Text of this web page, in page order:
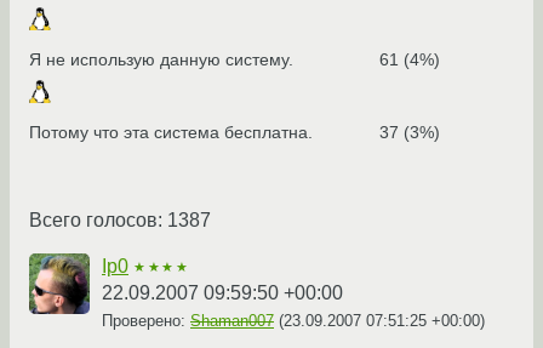
Я не использую данную систему. 61 (4%)
Потому что эта система бесплатна. 37 (3%)
Всего голосов: 1387
Ip0 ★★★★
22.09.2007 09:59:50 +00:00
Проверено: Shaman007 (23.09.2007 07:51:25 +00:00)